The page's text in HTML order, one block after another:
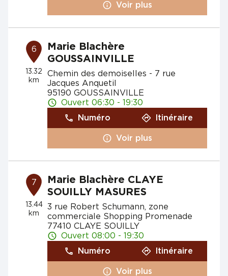
Voir plus
6
13.32
km
Marie Blachère
GOUSSAINVILLE
Chemin des demoiselles - 7 rue
Jacques Anquetil
95190 GOUSSAINVILLE
Ouvert 06:30 - 19:30
Numéro
Itinéraire
Voir plus
7
13.44
km
Marie Blachère CLAYE
SOUILLY MASURES
3 rue Robert Schumann, zone
commerciale Shopping Promenade
77410 CLAYE SOUILLY
Ouvert 08:00 - 19:30
Numéro
Itinéraire
Voir plus